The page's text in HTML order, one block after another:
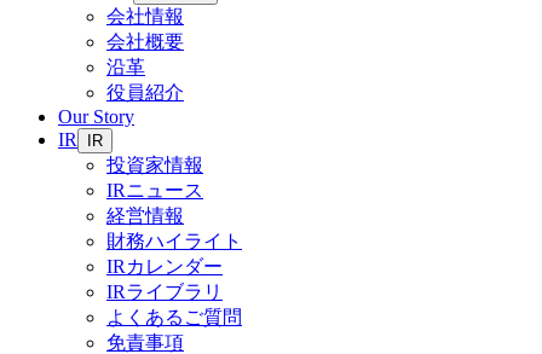
会社情報
会社概要
沿革
役員紹介
Our Story
IR
IR
投資家情報
IRニュース
経営情報
財務ハイライト
IRカレンダー
IRライブラリ
よくあるご質問
免責事項